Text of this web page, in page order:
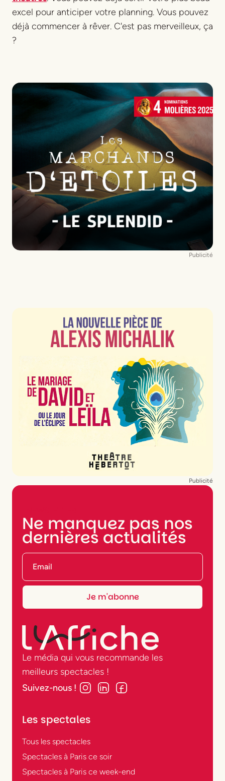
Publicité
excel pour anticiper votre planning. Vous pouvez
déjà commencer à rêver. C'est pas merveilleux, ça
?
Publicité
Ne manquez pas nos
dernières actualités
Le média qui vous recommande les
meilleurs spectacles !
Suivez-nous !
Les spectales
Tous les spectacles
Spectacles à Paris ce soir
Spectacles à Paris ce week-end